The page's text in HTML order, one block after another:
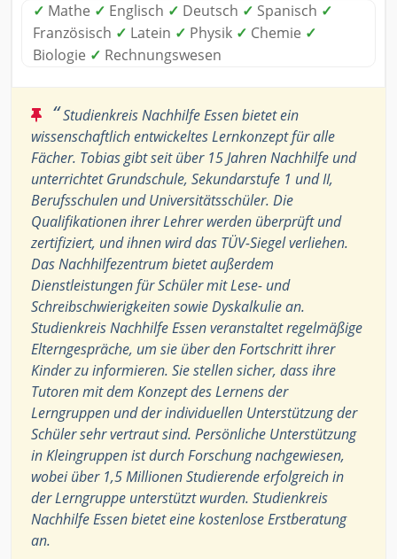
✓ Mathe ✓ Englisch ✓ Deutsch ✓ Spanisch ✓
Französisch ✓ Latein ✓ Physik ✓ Chemie ✓
Biologie ✓ Rechnungswesen
“Studienkreis Nachhilfe Essen bietet ein
wissenschaftlich entwickeltes Lernkonzept für alle
Fächer. Tobias gibt seit über 15 Jahren Nachhilfe und
unterrichtet Grundschule, Sekundarstufe 1 und II,
Berufsschulen und Universitätsschüler. Die
Qualifikationen ihrer Lehrer werden überprüft und
zertifiziert, und ihnen wird das TÜV-Siegel verliehen.
Das Nachhilfezentrum bietet außerdem
Dienstleistungen für Schüler mit Lese- und
Schreibschwierigkeiten sowie Dyskalkulie an.
Studienkreis Nachhilfe Essen veranstaltet regelmäßige
Elterngespräche, um sie über den Fortschritt ihrer
Kinder zu informieren. Sie stellen sicher, dass ihre
Tutoren mit dem Konzept des Lernens der
Lerngruppen und der individuellen Unterstützung der
Schüler sehr vertraut sind. Persönliche Unterstützung
in Kleingruppen ist durch Forschung nachgewiesen,
wobei über 1,5 Millionen Studierende erfolgreich in
der Lerngruppe unterstützt wurden. Studienkreis
Nachhilfe Essen bietet eine kostenlose Erstberatung
an.